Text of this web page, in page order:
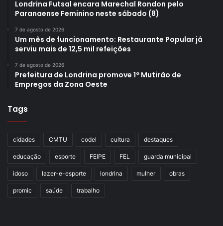
Londrina Futsal encara Marechal Rondon pelo
Paranaense Feminino neste sábado (8)
7 de agosto de 2026
Um mês de funcionamento: Restaurante Popular já
serviu mais de 12,5 mil refeições
7 de agosto de 2026
Prefeitura de Londrina promove 1º Mutirão de
Empregos da Zona Oeste
Tags
cidades CMTU codel cultura destaques
educação esporte FEIPE FEL guarda municipal
idoso lazer-e-esporte londrina mulher obras
promic saúde trabalho